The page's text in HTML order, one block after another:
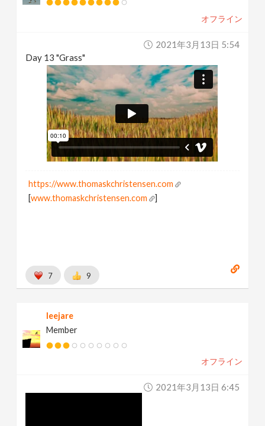
オフライン
2021年3月13日 5:54
Day 13 "Grass"
https://www.thomaskchristensen.com
[www.thomaskchristensen.com ]
7 9
leejare
Member
オフライン
2021年3月13日 6:45